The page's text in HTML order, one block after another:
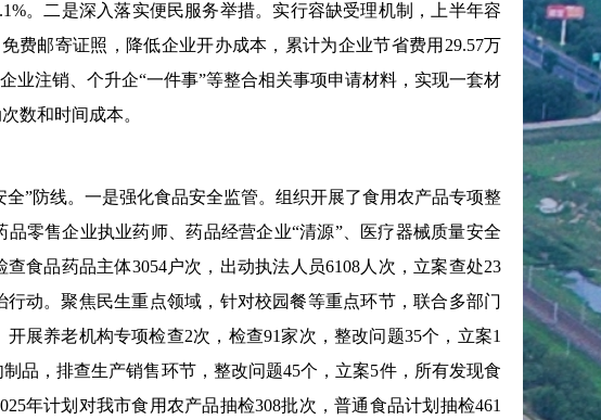
。二是深入落实便民服务举措。实行容缺受理机制，上半年容
费邮寄证照，降低企业开办成本，累计为企业节省费用29.57万
业注销、个升企“一件事”等整合相关事项申请材料，实现一套材
数和时间成本。
”防线。一是强化食品安全监管。组织开展了食用农产品专项整
零售企业执业药师、药品经营企业“清源”、医疗器械质量安全
食品药品主体3054户次，出动执法人员6108人次，立案查处23
动。聚焦民生重点领域，针对校园餐等重点环节，联合多部门
展养老机构专项检查2次，检查91家次，整改问题35个，立案1
品，排查生产销售环节，整改问题45个，立案5件，所有发现食
年计划对我市食用农产品抽检308批次，普通食品计划抽检461